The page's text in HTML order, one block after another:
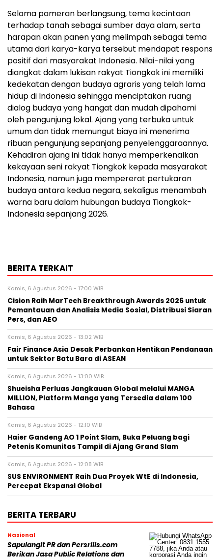
Selama pameran berlangsung, tema kecintaan
terhadap tanah sebagai sumber daya alam, serta
harapan akan panen yang melimpah sebagai tema
utama dari karya-karya tersebut mendapat respons
positif dari masyarakat Indonesia. Nilai-nilai yang
diangkat dalam lukisan rakyat Tiongkok ini memiliki
kedekatan dengan budaya agraris yang telah lama
hidup di Indonesia sehingga menciptakan ruang
dialog budaya yang hangat dan mudah dipahami
oleh pengunjung lokal. Ajang yang terbuka untuk
umum dan tidak memungut biaya ini menerima
ribuan pengunjung sepanjang penyelenggaraannya.
Kehadiran ajang ini tidak hanya memperkenalkan
kekayaan seni rakyat Tiongkok kepada masyarakat
Indonesia, namun juga mempererat pertukaran
budaya antara kedua negara, sekaligus menambah
warna baru dalam hubungan budaya Tiongkok-
Indonesia sepanjang 2026.
BERITA TERKAIT
Kamis, 6 Agustus 2026 - 17:00 WIB
Cision Raih MarTech Breakthrough Awards 2026 untuk
Pemantauan dan Analisis Media Sosial, Distribusi Siaran
Pers, dan AEO
Kamis, 6 Agustus 2026 - 13:02 WIB
Fair Finance Asia Desak Perbankan Hentikan Pendanaan
untuk Sektor Batu Bara di ASEAN
Kamis, 6 Agustus 2026 - 13:00 WIB
Shueisha Perluas Jangkauan Global melalui MANGA
MILLION, Platform Manga yang Tersedia dalam 100
Bahasa
Kamis, 6 Agustus 2026 - 12:10 WIB
Haier Gandeng AO 1 Point Slam, Buka Peluang bagi
Petenis Komunitas Tampil di Ajang Grand Slam
Kamis, 6 Agustus 2026 - 12:08 WIB
SUS ENVIRONMENT Raih Dua Proyek WtE di Indonesia,
Percepat Ekspansi Global
BERITA TERBARU
Nasional
Sapulangit PR dan Persrilis.com
Berikan Jasa Public Relations dan